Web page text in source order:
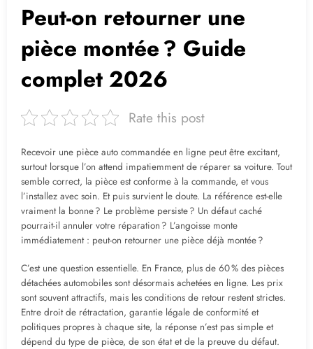
Peut-on retourner une
pièce montée ? Guide
complet 2026
Rate this post
Recevoir une pièce auto commandée en ligne peut être excitant,
surtout lorsque l’on attend impatiemment de réparer sa voiture. Tout
semble correct, la pièce est conforme à la commande, et vous
l’installez avec soin. Et puis survient le doute. La référence est-elle
vraiment la bonne ? Le problème persiste ? Un défaut caché
pourrait-il annuler votre réparation ? L’angoisse monte
immédiatement : peut-on retourner une pièce déjà montée ?
C’est une question essentielle. En France, plus de 60 % des pièces
détachées automobiles sont désormais achetées en ligne. Les prix
sont souvent attractifs, mais les conditions de retour restent strictes.
Entre droit de rétractation, garantie légale de conformité et
politiques propres à chaque site, la réponse n’est pas simple et
dépend du type de pièce, de son état et de la preuve du défaut.